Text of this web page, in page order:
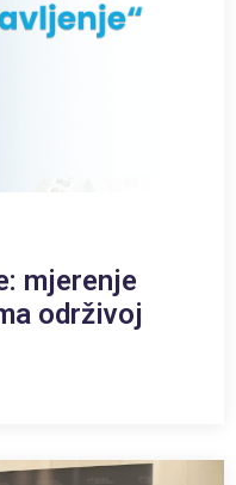
mjerenje
održivoj